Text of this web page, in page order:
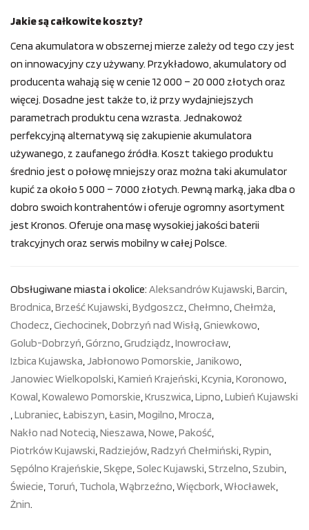
Jakie są całkowite koszty?
Cena akumulatora w obszernej mierze zależy od tego czy jest
on innowacyjny czy używany. Przykładowo, akumulatory od
producenta wahają się w cenie 12 000 – 20 000 złotych oraz
więcej. Dosadne jest także to, iż przy wydajniejszych
parametrach produktu cena wzrasta. Jednakowoż
perfekcyjną alternatywą się zakupienie akumulatora
używanego, z zaufanego źródła. Koszt takiego produktu
średnio jest o połowę mniejszy oraz można taki akumulator
kupić za około 5 000 – 7000 złotych. Pewną marką, jaka dba o
dobro swoich kontrahentów i oferuje ogromny asortyment
jest Kronos. Oferuje ona masę wysokiej jakości baterii
trakcyjnych oraz serwis mobilny w całej Polsce.
Obsługiwane miasta i okolice: Aleksandrów Kujawski,Barcin,
Brodnica,Brześć Kujawski,Bydgoszcz,Chełmno,Chełmża,
Chodecz,Ciechocinek,Dobrzyń nad Wisłą,Gniewkowo,
Golub-Dobrzyń,Górzno,Grudziądz,Inowrocław,
Izbica Kujawska,Jabłonowo Pomorskie,Janikowo,
Janowiec Wielkopolski,Kamień Krajeński,Kcynia,Koronowo,
Kowal,Kowalewo Pomorskie,Kruszwica,Lipno,Lubień Kujawski
,Lubraniec,Łabiszyn,Łasin,Mogilno,Mrocza,
Nakło nad Notecią,Nieszawa,Nowe,Pakość,
Piotrków Kujawski,Radziejów,Radzyń Chełmiński,Rypin,
Sępólno Krajeńskie,Skępe,Solec Kujawski,Strzelno,Szubin,
Świecie, Toruń, Tuchola,Wąbrzeźno,Więcbork,Włocławek,
Żnin.